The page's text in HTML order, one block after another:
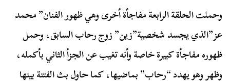
وحملت الحلقة الرابعة مفاجأة أخرى وهي ظهور الفنان” محمد
عز”الذي يجسد شخصية”زين” زوج رحاب السابق، وحمل
ظهوره مفاجأة كبيرة خاصة وأنه تغيب عن الجزأ الثاني بأكمله،
وظهر وهو يهدد “رحاب” بماضيها، كما حاول بث الفتنة بينها